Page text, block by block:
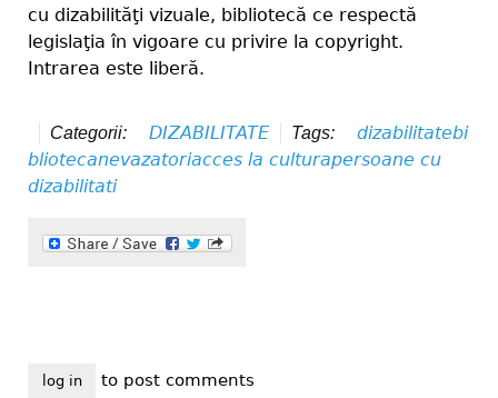
cu dizabilităţi vizuale, bibliotecă ce respectă
legislaţia în vigoare cu privire la copyright.
Intrarea este liberă.
Categorii: DIZABILITATE Tags: dizabilitatebi
bliotecanevazatoriacces la culturapersoane cu
dizabilitati
log in to post comments